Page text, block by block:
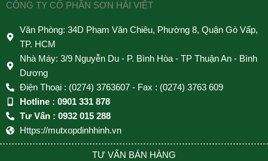
CÔNG TY CỔ PHẦN SƠN HẢI VIỆT
Văn Phòng: 34D Phạm Văn Chiêu, Phường 8, Quận Gò Vấp,
TP. HCM
Nhà Máy: 3/9 Nguyễn Du - P. Bình Hòa - TP Thuận An - Bình
Dương
Điện Thoại : (0274) 3763607 - Fax : (0274) 3763 609
Hotline : 0901 331 878
Tư Vấn : 0932 015 288
Https://mutxopdinhhinh.vn
TƯ VẤN BÁN HÀNG